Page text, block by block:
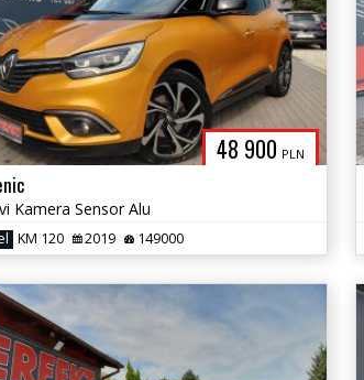
48 900 PLN
Kamera Sensor Alu
KM 120 2019 149000